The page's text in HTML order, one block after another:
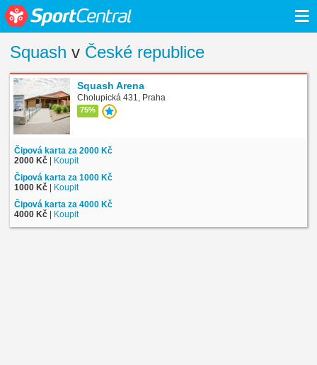
≡
Squash v České republice
Squash Arena
Cholupická 431, Praha
75%
Čipová karta za 2000 Kč
2000 Kč | Koupit
Čipová karta za 1000 Kč
1000 Kč | Koupit
Čipová karta za 4000 Kč
4000 Kč | Koupit